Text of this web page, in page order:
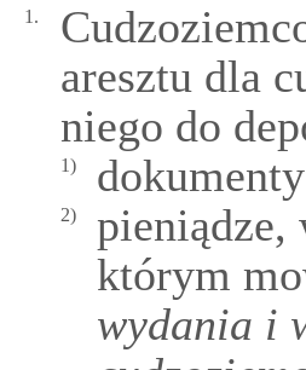
1.
aresztu dla
niego do
1)
2)
pieniądze,
którym
wydania i